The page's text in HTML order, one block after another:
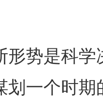
势是科学
划一个时